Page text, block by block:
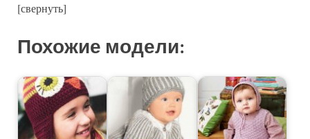
[свернуть]
Похожие модели: